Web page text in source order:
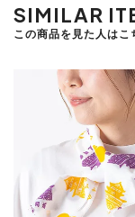
SIMILAR
この商品を見た人は